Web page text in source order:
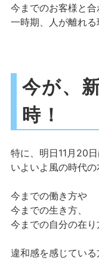
今までのお客様と
一時期、人が離れる
今が、
時！
特に、明日11月20
いよいよ風の時代の
今までの働き方や
今までの生き方、
今までの自分の在り
違和感を感じている